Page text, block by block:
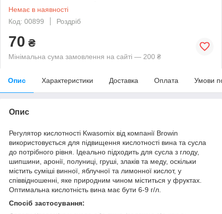
Немає в наявності
Код: 00899
Роздріб
70 ₴
Мінімальна сума замовлення на сайті — 200 ₴
Опис Характеристики Доставка Оплата Умови
Опис
Регулятор кислотності Kwasomix від компанії Browin
використовується для підвищення кислотності вина та сусла
до потрібного рівня. Ідеально підходить для сусла з глоду,
шипшини, аронії, полуниці, груші, злаків та меду, оскільки
містить суміші винної, яблучної та лимонної кислот, у
співвідношенні, яке природним чином міститься у фруктах.
Оптимальна кислотність вина має бути 6-9 г/л.
Спосіб застосування: